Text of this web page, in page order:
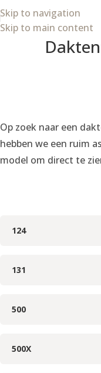
Skip to navigation
Skip to main content
Op zoek naar een
hebben we een ruim
model om direct te
124
131
500
500X